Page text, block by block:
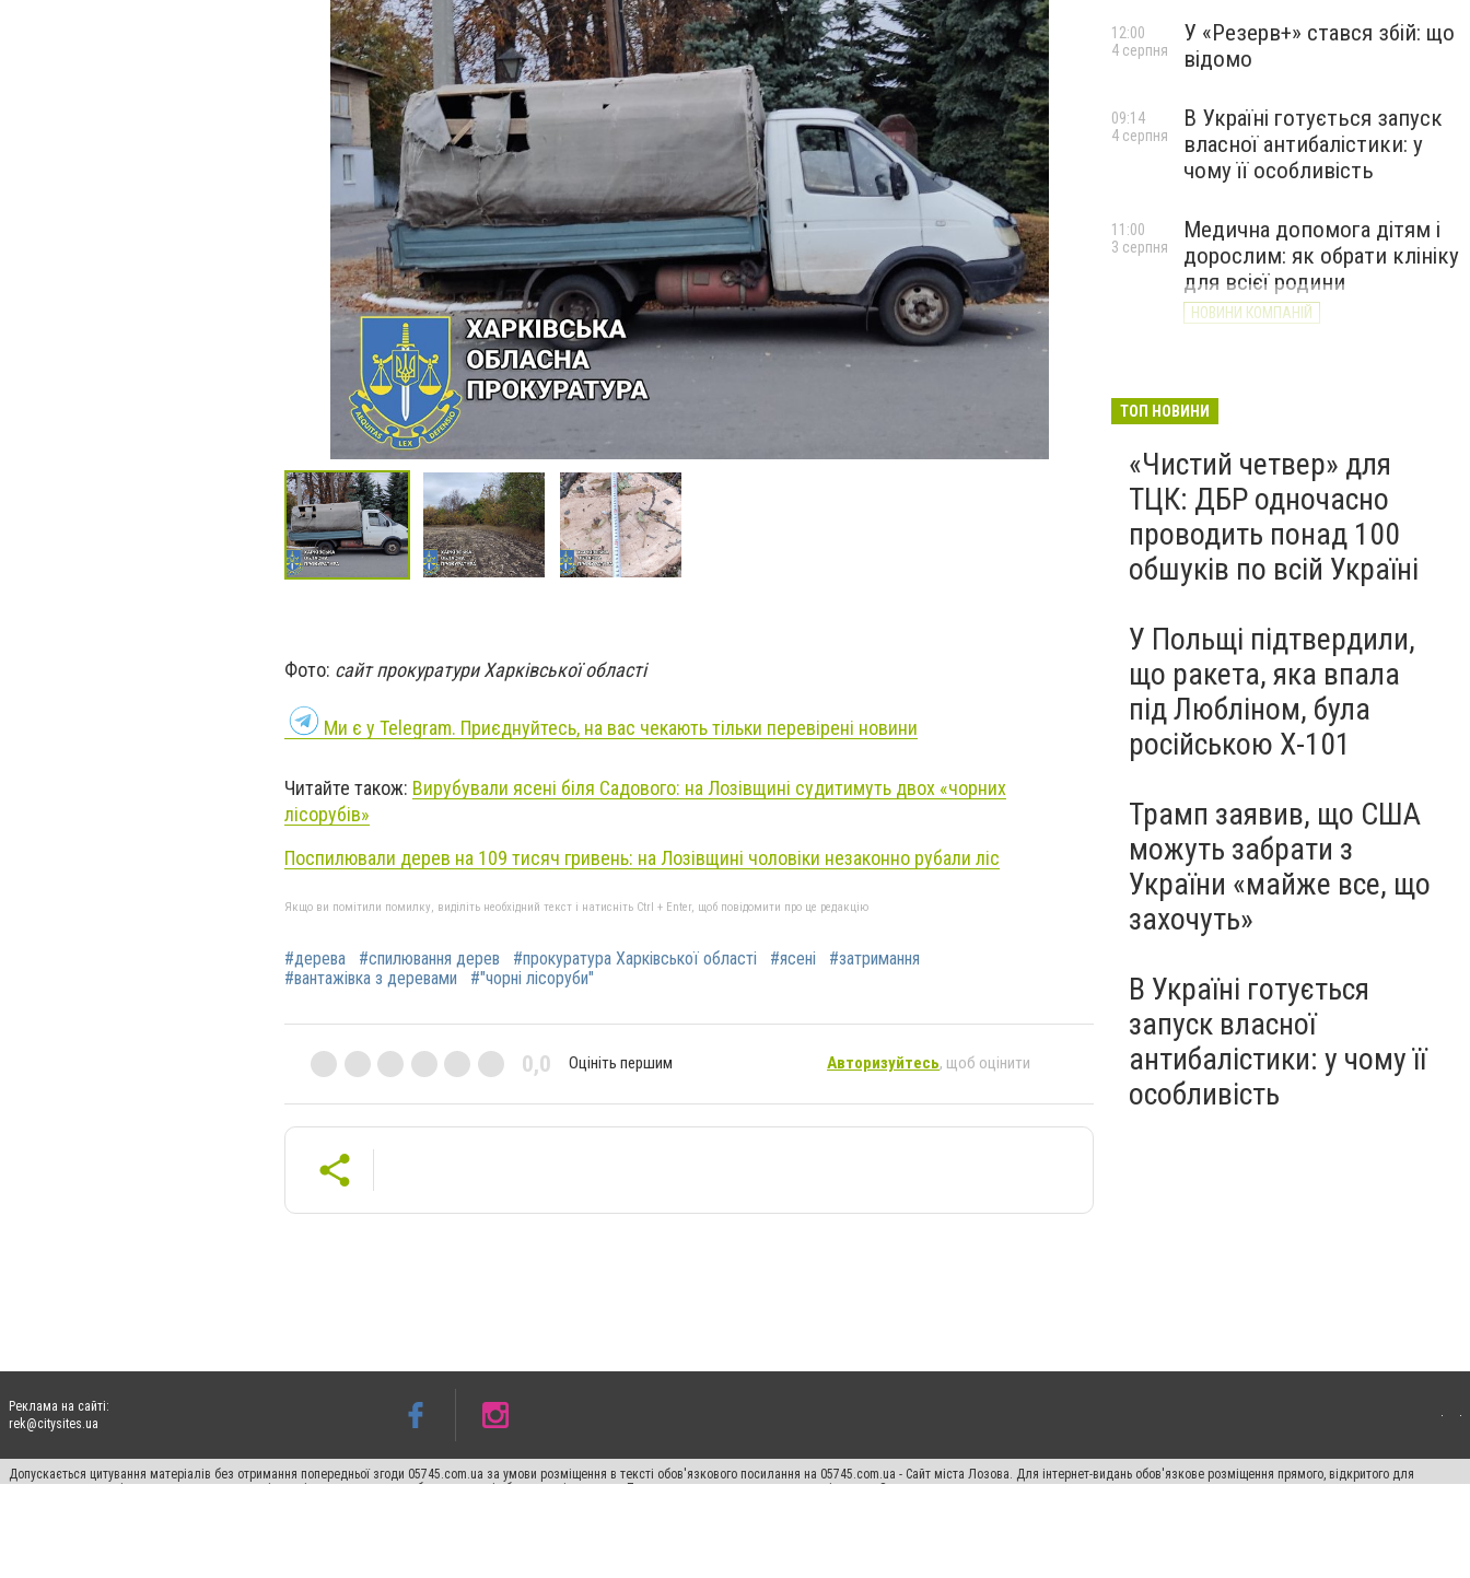
Фото: сайт прокуратури Харківської області
Ми є у Telegram. Приєднуйтесь, на вас чекають тільки перевірені новини
Читайте також: Вирубували ясені біля Садового: на Лозівщині судитимуть двох «чорних
лісорубів»
Поспилювали дерев на 109 тисяч гривень: на Лозівщині чоловіки незаконно рубали ліс
Якщо ви помітили помилку, виділіть необхідний текст і натисніть Ctrl + Enter, щоб повідомити про це редакцію
#дерева #спилювання дерев #прокуратура Харківської області #ясені
#затримання
#вантажівка з деревами
#"чорні лісоруби"
0,0 Оцініть першим Авторизуйтесь, щоб оцінити
У «Резерв+» стався збій: що
відомо
12:00
4 серпня
В Україні готується запуск
власної антибалістики: у
чому її особливість
09:14
4 серпня
Медична допомога дітям і
дорослим: як обрати клініку
для всієї родини
НОВИНИ КОМПАНІЙ
11:00
3 серпня
ТОП НОВИНИ
«Чистий четвер» для
ТЦК: ДБР одночасно
проводить понад 100
обшуків по всій Україні
У Польщі підтвердили,
що ракета, яка впала
під Любліном, була
російською Х-101
Трамп заявив, що США
можуть забрати з
України «майже все, що
захочуть»
В Україні готується
запуск власної
антибалістики: у чому її
особливість
Реклама на сайті:
rek@citysites.ua
Допускається цитування матеріалів без отримання попередньої згоди 05745.com.ua за умови розміщення в тексті обов'язкового посилання на 05745.com.ua - Сайт міста Лозова. Для інтернет-видань обов'язкове розміщення прямого, відкритого для
пошукових систем гіперпосилання на цитовані статті не нижче другого абзацу в тексті або в якості джерела. Порушення виняткових прав переслідується Законом.